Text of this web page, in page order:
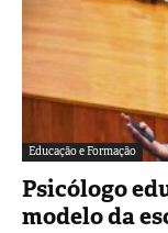
Educação e Formação
Psicólogo
modelo da